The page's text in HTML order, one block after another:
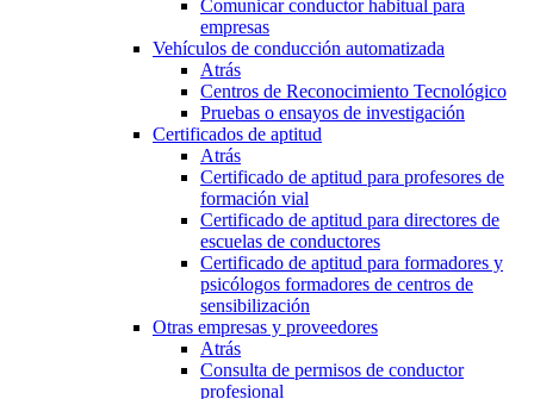
Comunicar conductor habitual para
empresas
Vehículos de conducción automatizada
Atrás
Centros de Reconocimiento Tecnológico
Pruebas o ensayos de investigación
Certificados de aptitud
Atrás
Certificado de aptitud para profesores de
formación vial
Certificado de aptitud para directores de
escuelas de conductores
Certificado de aptitud para formadores y
psicólogos formadores de centros de
sensibilización
Otras empresas y proveedores
Atrás
Consulta de permisos de conductor
profesional